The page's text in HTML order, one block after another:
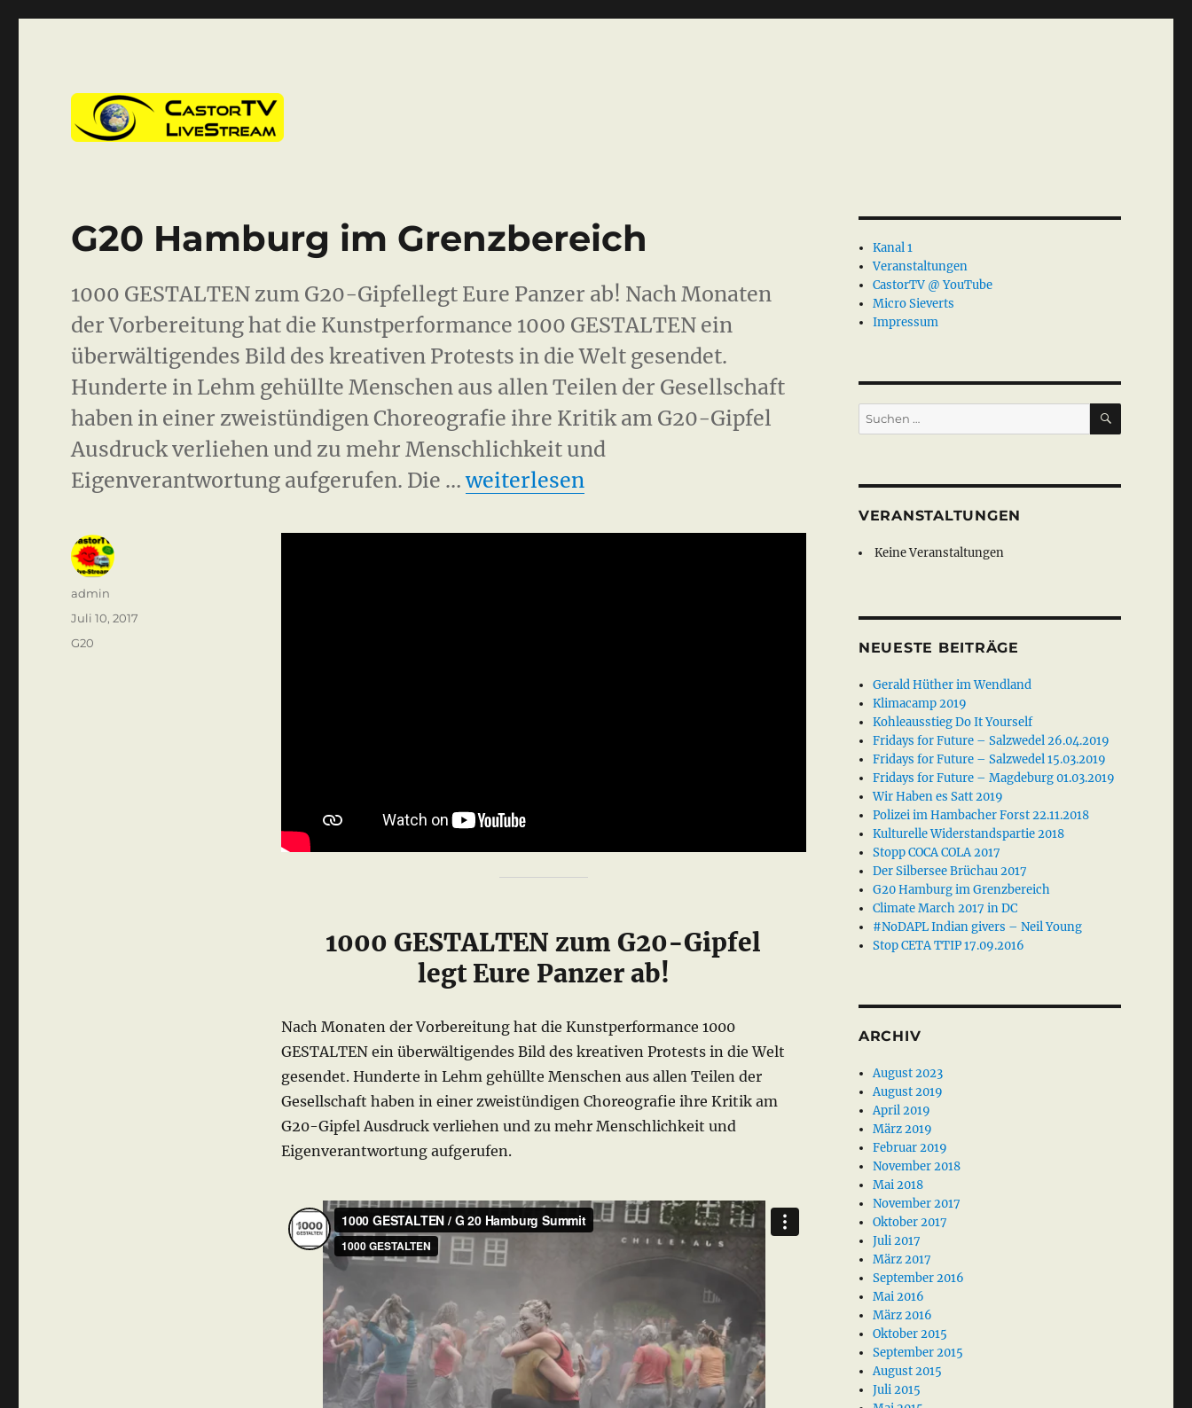
G20 Hamburg im Grenzbereich
1000 GESTALTEN zum G20-Gipfellegt Eure Panzer ab! Nach Monaten
der Vorbereitung hat die Kunstperformance 1000 GESTALTEN ein
überwältigendes Bild des kreativen Protests in die Welt gesendet.
Hunderte in Lehm gehüllte Menschen aus allen Teilen der Gesellschaft
haben in einer zweistündigen Choreografie ihre Kritik am G20-Gipfel
Ausdruck verliehen und zu mehr Menschlichkeit und
Eigenverantwortung aufgerufen. Die …„G20 Hamburg im Grenzbereich“
weiterlesen
1000 GESTALTEN zum G20-Gipfel
legt Eure Panzer ab!
Nach Monaten der Vorbereitung hat die Kunstperformance 1000
GESTALTEN ein überwältigendes Bild des kreativen Protests in die Welt
gesendet. Hunderte in Lehm gehüllte Menschen aus allen Teilen der
Gesellschaft haben in einer zweistündigen Choreografie ihre Kritik am
G20-Gipfel Ausdruck verliehen und zu mehr Menschlichkeit und
Eigenverantwortung aufgerufen.
Autor
admin
Veröffentlicht
Juli 10, 2017
Kategorien
G20
Kanal 1
Veranstaltungen
CastorTV @ YouTube
Micro Sieverts
Impressum
Suche
nach:
SUCHEN
VERANSTALTUNGEN
Keine Veranstaltungen
NEUESTE BEITRÄGE
Gerald Hüther im Wendland
Klimacamp 2019
Kohleausstieg Do It Yourself
Fridays for Future – Salzwedel 26.04.2019
Fridays for Future – Salzwedel 15.03.2019
Fridays for Future – Magdeburg 01.03.2019
Wir Haben es Satt 2019
Polizei im Hambacher Forst 22.11.2018
Kulturelle Widerstandspartie 2018
Stopp COCA COLA 2017
Der Silbersee Brüchau 2017
G20 Hamburg im Grenzbereich
Climate March 2017 in DC
#NoDAPL Indian givers – Neil Young
Stop CETA TTIP 17.09.2016
ARCHIV
August 2023
August 2019
April 2019
März 2019
Februar 2019
November 2018
Mai 2018
November 2017
Oktober 2017
Juli 2017
März 2017
September 2016
Mai 2016
März 2016
Oktober 2015
September 2015
August 2015
Juli 2015